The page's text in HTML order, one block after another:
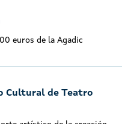
euros de la Agadic
Cultural de Teatro